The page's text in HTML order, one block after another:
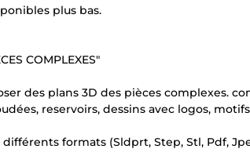
plus bas.
COMPLEXES"
des plans 3D des pièces complexes.
reservoirs, dessins avec logos,
formats (Sldprt, Step, Stl, Pdf,